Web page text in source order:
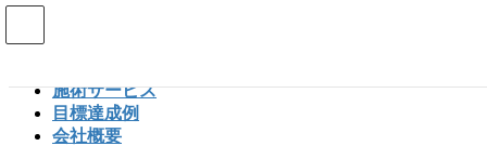
ン
ビ
施術サービス
目標達成例
会社概要